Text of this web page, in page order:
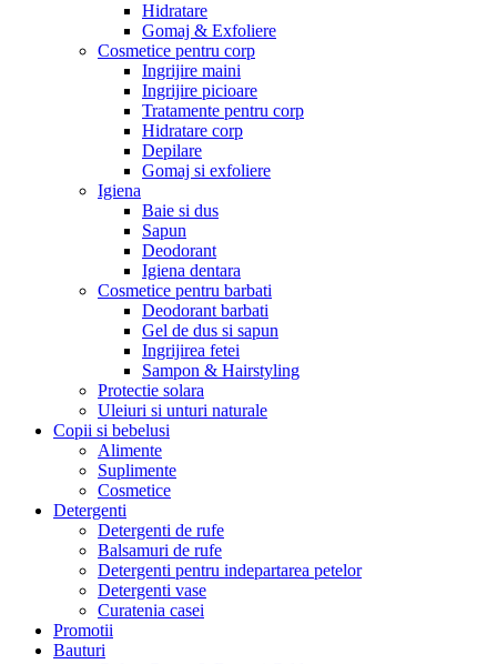
Hidratare
Gomaj & Exfoliere
Cosmetice pentru corp
Ingrijire maini
Ingrijire picioare
Tratamente pentru corp
Hidratare corp
Depilare
Gomaj si exfoliere
Igiena
Baie si dus
Sapun
Deodorant
Igiena dentara
Cosmetice pentru barbati
Deodorant barbati
Gel de dus si sapun
Ingrijirea fetei
Sampon & Hairstyling
Protectie solara
Uleiuri si unturi naturale
Copii si bebelusi
Alimente
Suplimente
Cosmetice
Detergenti
Detergenti de rufe
Balsamuri de rufe
Detergenti pentru indepartarea petelor
Detergenti vase
Curatenia casei
Promotii
Bauturi